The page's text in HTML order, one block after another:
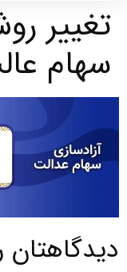
تغییر
سهام
دیدگاهتان